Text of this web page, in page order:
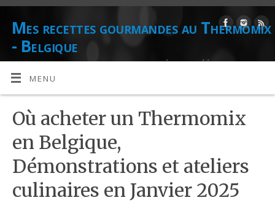
Mes recettes gourmandes au Thermomix
- Belgique
DE L'AUTEUR CULINAIRE ET CONSEILLÈRE AGRÉÉE THERMOMIX
DANIELLE LIONS
MENU
Où acheter un Thermomix
en Belgique,
Démonstrations et ateliers
culinaires en Janvier 2025